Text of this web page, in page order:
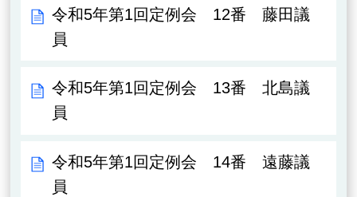
令和5年第1回定例会 12番 藤田議
員
令和5年第1回定例会 13番 北島議
員
令和5年第1回定例会 14番 遠藤議
員